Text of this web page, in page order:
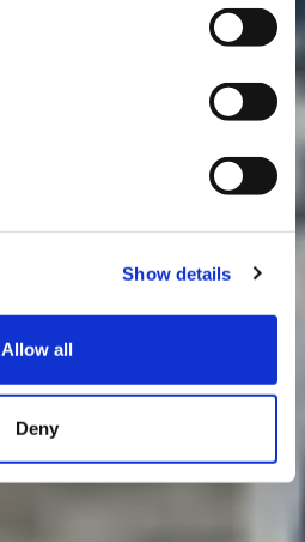
Show details
Allow all
Deny